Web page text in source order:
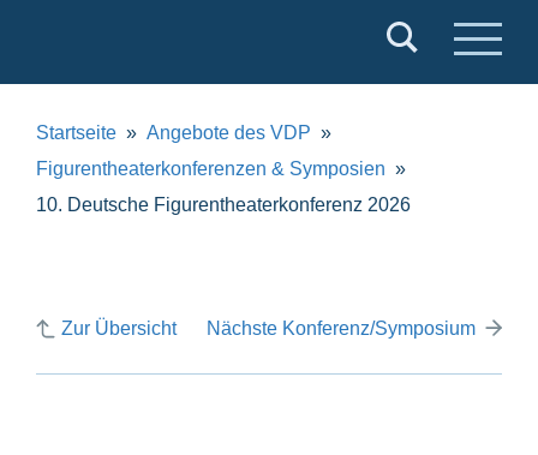
e.V.
Startseite
Angebote des VDP
Figurentheaterkonferenzen & Symposien
10. Deutsche Figurentheaterkonferenz 2026
Zur Übersicht Nächste Konferenz/Symposium